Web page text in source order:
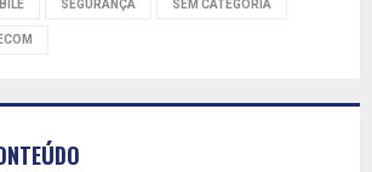
SEGURANÇA SEM CATEGORIA